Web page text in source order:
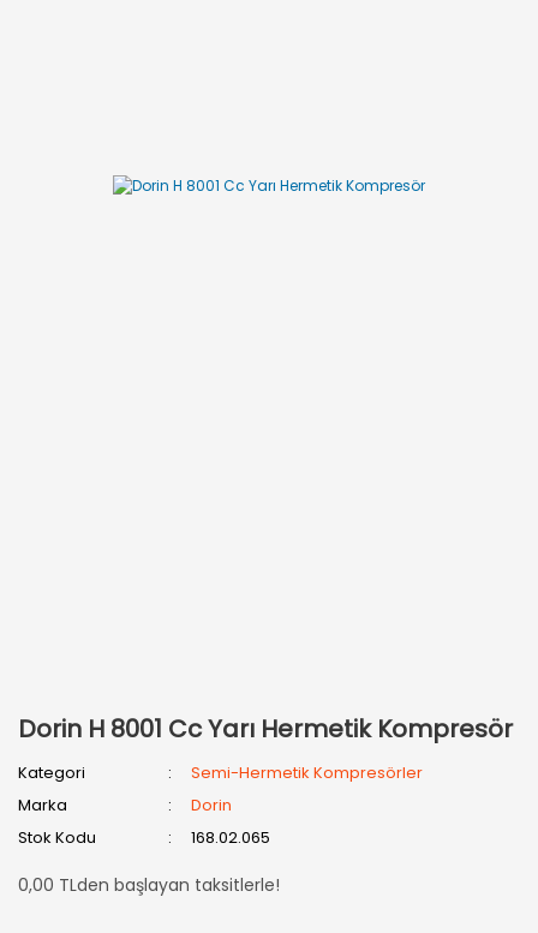
Dorin H 8001 Cc Yarı Hermetik Kompresör
Kategori
Semi-Hermetik Kompresörler
Marka
Dorin
Stok Kodu
168.02.065
0,00 TLden başlayan taksitlerle!